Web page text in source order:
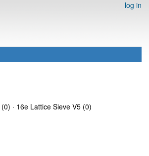
log in
(0) · 16e Lattice Sieve V5 (0)